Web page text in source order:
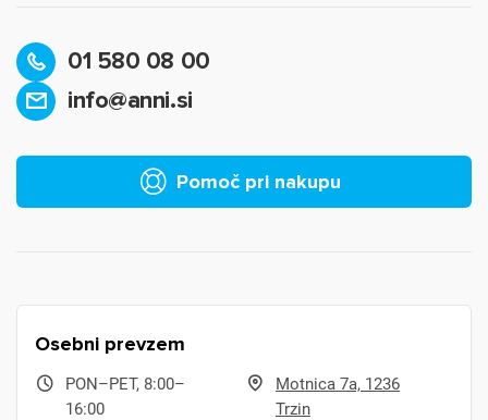
01 580 08 00
info@anni.si
Pomoč pri nakupu
Osebni prevzem
PON–PET, 8:00–
16:00
Motnica 7a, 1236
Trzin
Prijava
Za dodajanje na seznam želja morate biti prijavljeni.